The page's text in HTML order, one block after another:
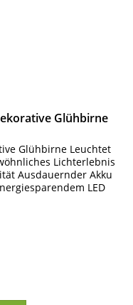
Glühbirne
Glühbirne Leuchtet
Lichterlebnis
Ausdauernder Akku
LED